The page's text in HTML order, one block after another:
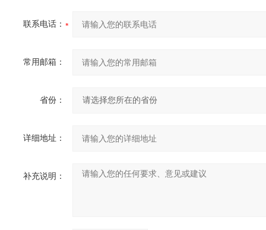
联系电话：
常用邮箱：
省份：
详细地址：
补充说明：